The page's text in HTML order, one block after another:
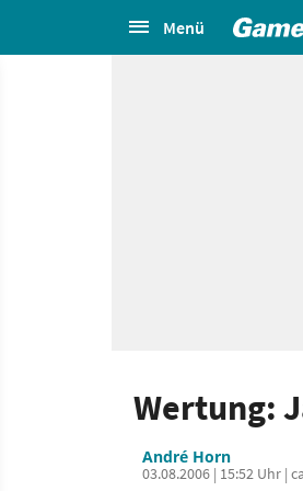
Menü
Wertung:
André Horn
03.08.2006 | 15:52 Uhr |